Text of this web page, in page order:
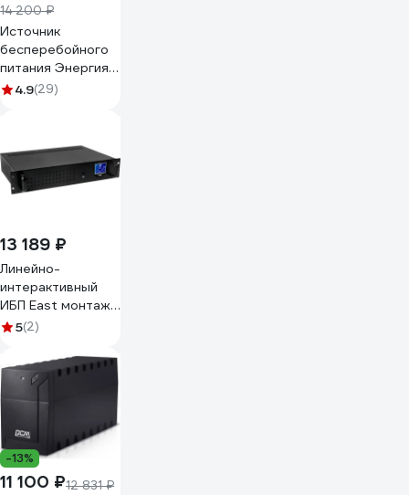
14 200 ₽
Источник
бесперебойного
питания Энергия
1500 usb Е0201-
4.9(29)
13 189 ₽
Линейно-
интерактивный
ИБП East монтаж
в стойку 800ВА
5(2)
-13%
11 100 ₽12 831 ₽